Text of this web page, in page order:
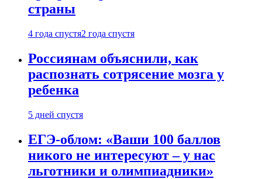
страны
4 года спустя2 года спустя
Россиянам объяснили, как
распознать сотрясение мозга у
ребенка
5 дней спустя
ЕГЭ-облом: «Ваши 100 баллов
никого не интересуют – у нас
льготники и олимпиадники»